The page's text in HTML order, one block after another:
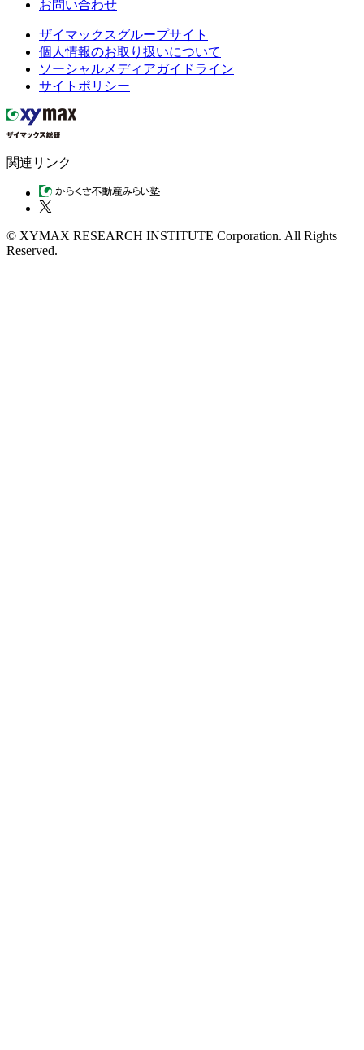
お問い合わせ
ザイマックスグループサイト
個人情報のお取り扱いについて
ソーシャルメディアガイドライン
サイトポリシー
関連リンク
© XYMAX RESEARCH INSTITUTE Corporation. All Rights
Reserved.